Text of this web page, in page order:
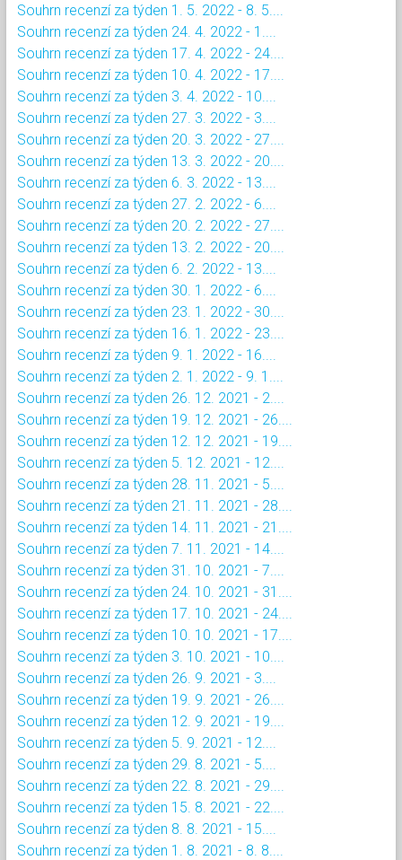
Souhrn recenzí za týden 1. 5. 2022 - 8. 5....
Souhrn recenzí za týden 24. 4. 2022 - 1....
Souhrn recenzí za týden 17. 4. 2022 - 24....
Souhrn recenzí za týden 10. 4. 2022 - 17....
Souhrn recenzí za týden 3. 4. 2022 - 10....
Souhrn recenzí za týden 27. 3. 2022 - 3....
Souhrn recenzí za týden 20. 3. 2022 - 27....
Souhrn recenzí za týden 13. 3. 2022 - 20....
Souhrn recenzí za týden 6. 3. 2022 - 13....
Souhrn recenzí za týden 27. 2. 2022 - 6....
Souhrn recenzí za týden 20. 2. 2022 - 27....
Souhrn recenzí za týden 13. 2. 2022 - 20....
Souhrn recenzí za týden 6. 2. 2022 - 13....
Souhrn recenzí za týden 30. 1. 2022 - 6....
Souhrn recenzí za týden 23. 1. 2022 - 30....
Souhrn recenzí za týden 16. 1. 2022 - 23....
Souhrn recenzí za týden 9. 1. 2022 - 16....
Souhrn recenzí za týden 2. 1. 2022 - 9. 1....
Souhrn recenzí za týden 26. 12. 2021 - 2....
Souhrn recenzí za týden 19. 12. 2021 - 26....
Souhrn recenzí za týden 12. 12. 2021 - 19....
Souhrn recenzí za týden 5. 12. 2021 - 12....
Souhrn recenzí za týden 28. 11. 2021 - 5....
Souhrn recenzí za týden 21. 11. 2021 - 28....
Souhrn recenzí za týden 14. 11. 2021 - 21....
Souhrn recenzí za týden 7. 11. 2021 - 14....
Souhrn recenzí za týden 31. 10. 2021 - 7....
Souhrn recenzí za týden 24. 10. 2021 - 31....
Souhrn recenzí za týden 17. 10. 2021 - 24....
Souhrn recenzí za týden 10. 10. 2021 - 17....
Souhrn recenzí za týden 3. 10. 2021 - 10....
Souhrn recenzí za týden 26. 9. 2021 - 3....
Souhrn recenzí za týden 19. 9. 2021 - 26....
Souhrn recenzí za týden 12. 9. 2021 - 19....
Souhrn recenzí za týden 5. 9. 2021 - 12....
Souhrn recenzí za týden 29. 8. 2021 - 5....
Souhrn recenzí za týden 22. 8. 2021 - 29....
Souhrn recenzí za týden 15. 8. 2021 - 22....
Souhrn recenzí za týden 8. 8. 2021 - 15....
Souhrn recenzí za týden 1. 8. 2021 - 8. 8....